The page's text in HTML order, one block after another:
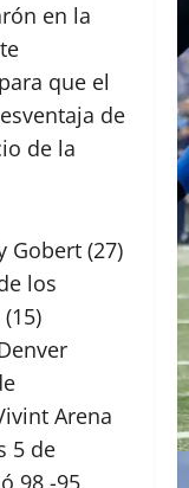
en la
que el
de
de la